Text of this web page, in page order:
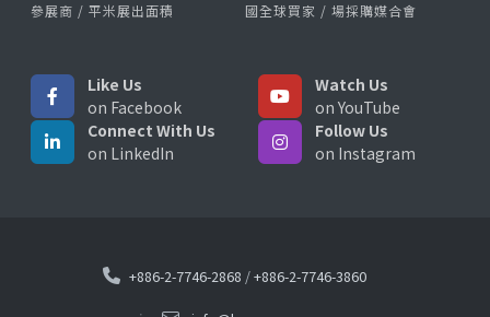
參展商 / 平米展出面積 國全球買家 / 場採購媒合會
Like Us
on Facebook
Watch Us
on YouTube
Connect With Us
on LinkedIn
Follow Us
on Instagram
+886-2-7746-2868 /+886-2-7746-3860